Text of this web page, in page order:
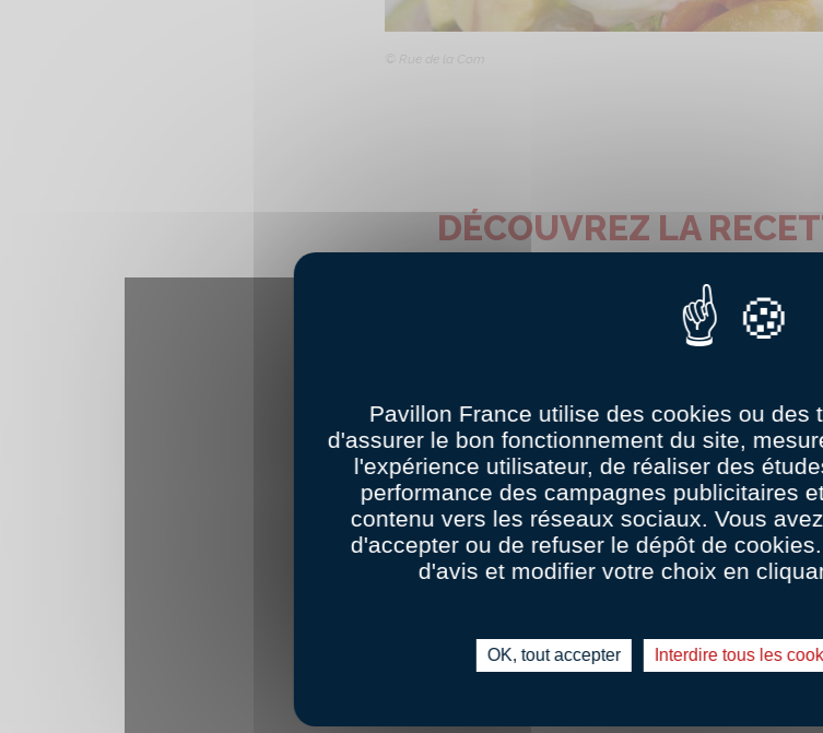
© Rue de la Com
DÉCOUVREZ LA
Pavillon France utilise des cookies ou des
d'assurer le bon fonctionnement du site,
l'expérience utilisateur, de réaliser des
performance des campagnes publicitaires
contenu vers les réseaux sociaux. Vous
d'accepter ou de refuser le dépôt de
d'avis et modifier votre choix en
OK, tout accepter Interdire tous les